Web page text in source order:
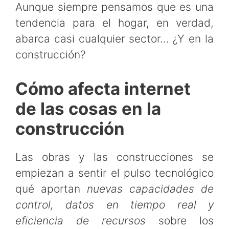
Aunque siempre pensamos que es una
tendencia para el hogar, en verdad,
abarca casi cualquier sector… ¿Y en la
construcción?
Cómo afecta internet
de las cosas en la
construcción
Las obras y las construcciones se
empiezan a sentir el pulso tecnológico
qué aportan nuevas capacidades de
control, datos en tiempo real y
eficiencia de recursos sobre los